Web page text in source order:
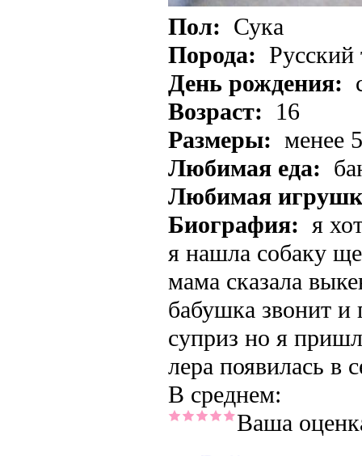
Пол: Сука
Порода: Русский
День рождения:
Возраст: 16
Размеры: менее
Любимая еда:
Любимая
Биография: я
я нашла собаку
мама сказала
бабушка звонит и
суприз но я
лера появилась в
В среднем:
Ваша